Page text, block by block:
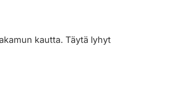
kautta. Täytä lyhyt